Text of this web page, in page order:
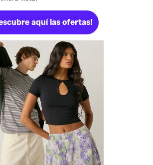
aquí las ofertas!